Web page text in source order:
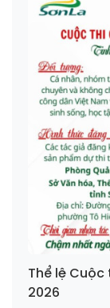
Thể lệ
2026